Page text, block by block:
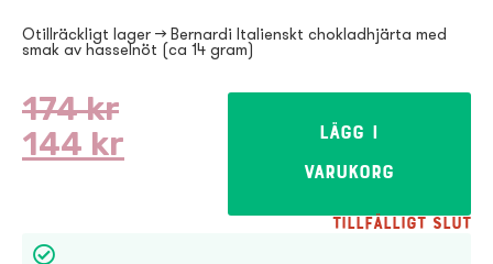
Otillräckligt lager → Bernardi Italienskt chokladhjärta med
smak av hasselnöt (ca 14 gram)
174kr
144 kr
Lägg i
varukorg
Tillfälligt slut